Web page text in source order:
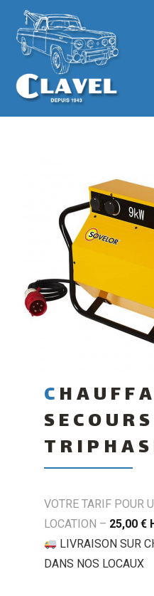
CHAUFFAGE
VOTRE TARIF POUR
LOCATION – 25,00 €
LIVRAISON SUR
DANS NOS LOCAUX